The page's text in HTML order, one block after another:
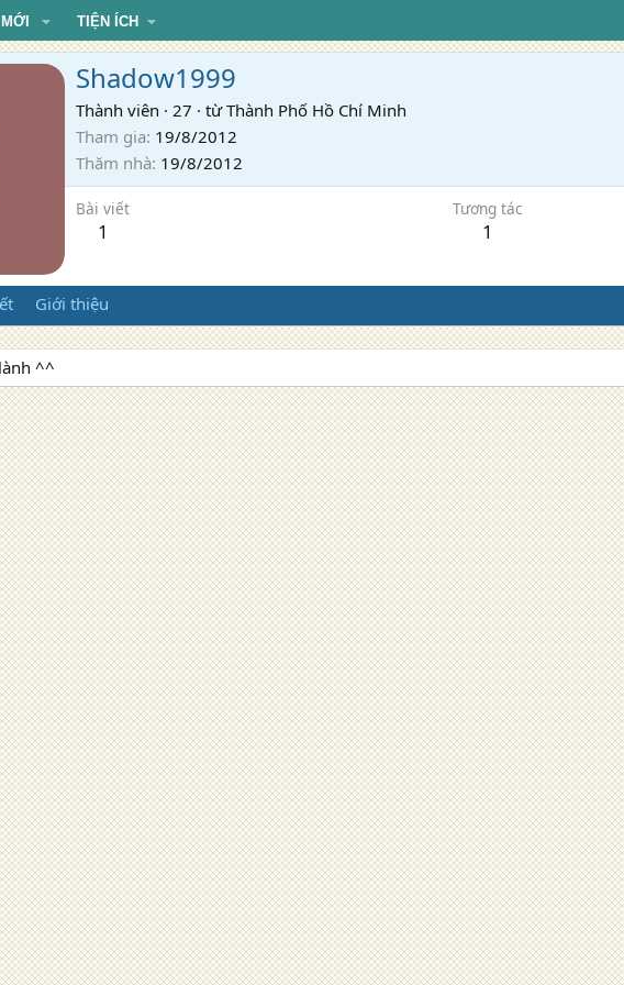
TIỆN ÍCH
Shadow1999
Thành viên · 27 · từThành Phố Hồ Chí Minh
Tham gia 19/8/2012
Thăm nhà 19/8/2012
Bài viết
1
Tương tác
1
Giới thiệu
^^